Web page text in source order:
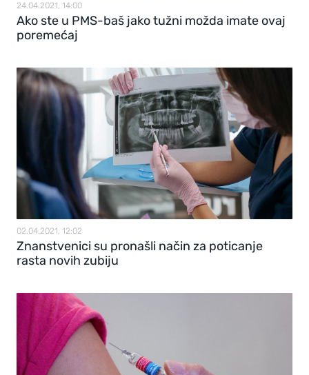
24.04.2021, 14:00
Ako ste u PMS-baš jako tužni možda imate ovaj
poremećaj
02.04.2021, 12:02
Znanstvenici su pronašli način za poticanje
rasta novih zubiju